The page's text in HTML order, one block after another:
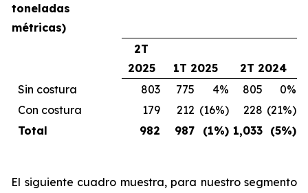
toneladas
métricas)
2T
2025
1T 2025
2T 2024
Sin costura
803 775 4% 805
0%
Con costura
179 212 (16%) 228 (21%)
Total
982 987 (1%) 1,033 (5%)
El siguiente cuadro muestra, para nuestro segmento